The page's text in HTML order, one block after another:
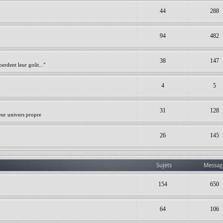
44 288
94 482
leur goût..."
38 147
4 5
univers propre
31 128
26 145
Sujets
154 650
64 106